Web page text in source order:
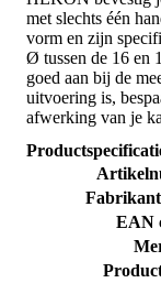
met slechts één
vorm en zijn
Ø tussen de 16 en
goed aan bij de
uitvoering is,
afwerking van je
EAN